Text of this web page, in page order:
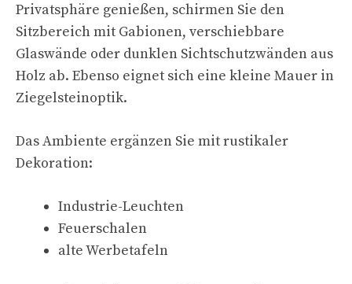
Privatsphäre genießen, schirmen Sie den
Sitzbereich mit Gabionen, verschiebbare
Glaswände oder dunklen Sichtschutzwänden aus
Holz ab. Ebenso eignet sich eine kleine Mauer in
Ziegelsteinoptik.
Das Ambiente ergänzen Sie mit rustikaler
Dekoration:
Industrie-Leuchten
Feuerschalen
alte Werbetafeln